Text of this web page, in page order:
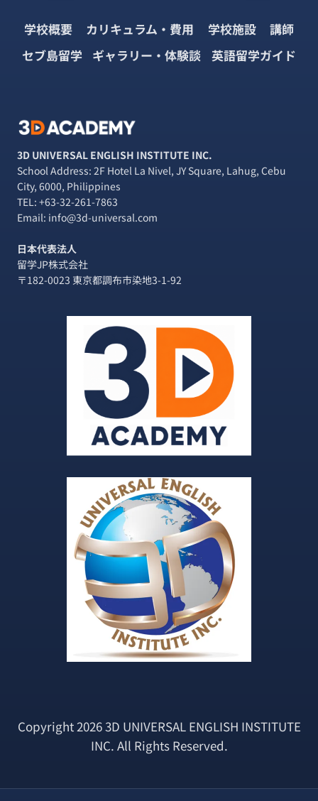
学校概要 カリキュラム・費用 学校施設
講師
セブ島留学 ギャラリー・体験談 英語留学ガイド
3D UNIVERSAL ENGLISH INSTITUTE INC.
School Address: 2F Hotel La Nivel, JY Square, Lahug, Cebu
City, 6000, Philippines
TEL: +63-32-261-7863
Email: info@3d-universal.com
日本代表法人
留学JP株式会社
〒182-0023 東京都調布市染地3-1-92
Copyright 2026 3D UNIVERSAL ENGLISH INSTITUTE
INC. All Rights Reserved.